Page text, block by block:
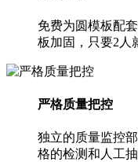
免费为圆模板配
板加固，只要2人
严格质量把控
独立的质量监控
格的检测和人工抽